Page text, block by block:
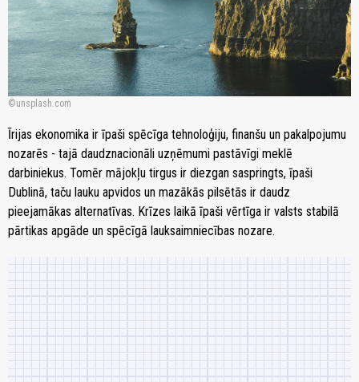
unsplash.com
Īrijas ekonomika ir īpaši spēcīga tehnoloģiju, finanšu un pakalpojumu
nozarēs - tajā daudznacionāli uzņēmumi pastāvīgi meklē
darbiniekus. Tomēr mājokļu tirgus ir diezgan saspringts, īpaši
Dublinā, taču lauku apvidos un mazākās pilsētās ir daudz
pieejamākas alternatīvas. Krīzes laikā īpaši vērtīga ir valsts stabilā
pārtikas apgāde un spēcīgā lauksaimniecības nozare.